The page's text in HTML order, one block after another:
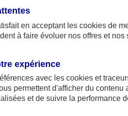
en acceptant les cookies de
à faire évoluer nos offres et nos
expérience
avec les cookies et
permettent d'afficher du contenu
et de suivre la performance